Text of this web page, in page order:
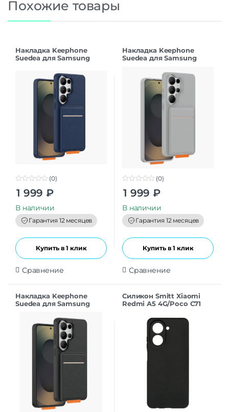
Похожие товары
Накладка Keephone
Suedea для Samsung
t
o
f
5
(0)
1 999 ₽
В наличии
Гарантия 12 месяцев
Купить в 1 клик
Сравнение
Накладка Keephone
Suedea для Samsung
t
o
f
5
(0)
1 999 ₽
В наличии
Гарантия 12 месяцев
Купить в 1 клик
Сравнение
Накладка Keephone
Suedea для Samsung
Силикон Smitt Xiaomi
Redmi A5 4G/Poco C71